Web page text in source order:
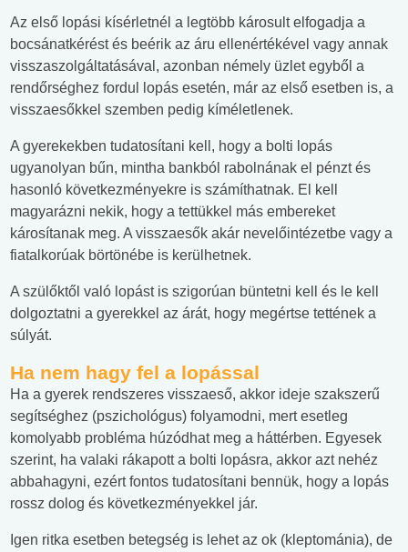
Az első lopási kísérletnél a legtöbb károsult elfogadja a
bocsánatkérést és beérik az áru ellenértékével vagy annak
visszaszolgáltatásával, azonban némely üzlet egyből a
rendőrséghez fordul lopás esetén, már az első esetben is, a
visszaesőkkel szemben pedig kíméletlenek.
A gyerekekben tudatosítani kell, hogy a bolti lopás
ugyanolyan bűn, mintha bankból rabolnának el pénzt és
hasonló következményekre is számíthatnak. El kell
magyarázni nekik, hogy a tettükkel más embereket
károsítanak meg. A visszaesők akár nevelőintézetbe vagy a
fiatalkorúak börtönébe is kerülhetnek.
A szülőktől való lopást is szigorúan büntetni kell és le kell
dolgoztatni a gyerekkel az árát, hogy megértse tettének a
súlyát.
Ha nem hagy fel a lopással
Ha a gyerek rendszeres visszaeső, akkor ideje szakszerű
segítséghez (pszichológus) folyamodni, mert esetleg
komolyabb probléma húzódhat meg a háttérben. Egyesek
szerint, ha valaki rákapott a bolti lopásra, akkor azt nehéz
abbahagyni, ezért fontos tudatosítani bennük, hogy a lopás
rossz dolog és következményekkel jár.
Igen ritka esetben betegség is lehet az ok (kleptománia), de